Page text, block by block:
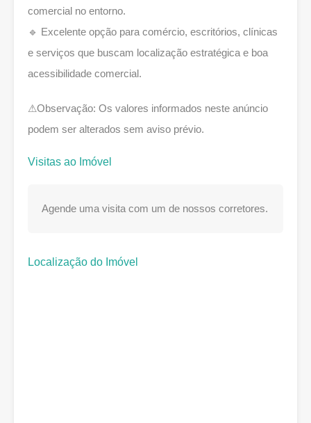
comercial no entorno.
🔹 Excelente opção para comércio, escritórios, clínicas
e serviços que buscam localização estratégica e boa
acessibilidade comercial.
⚠Observação: Os valores informados neste anúncio
podem ser alterados sem aviso prévio.
Visitas ao Imóvel
Agende uma visita com um de nossos corretores.
Localização do Imóvel